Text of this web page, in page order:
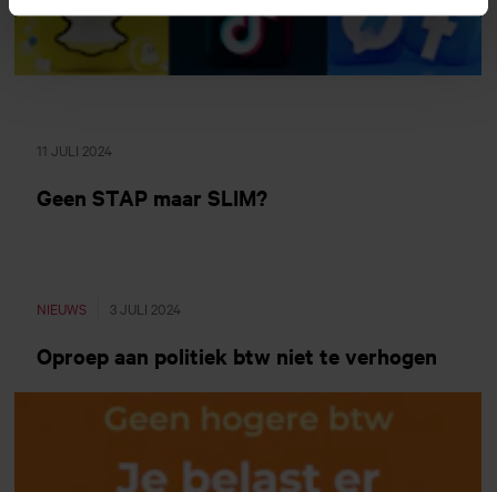
Geen STAP maar SLIM?
11 JULI 2024
Oproep aan politiek btw niet te verhogen
NIEUWS 3 JULI 2024